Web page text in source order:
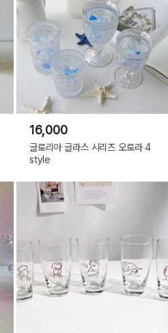
16,000
글로리아 글라스 시리즈 오로라 4
style